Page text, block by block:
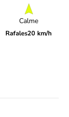
Calme
Rafales20 km/h